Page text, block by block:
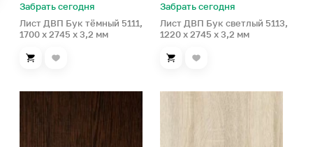
Забрать сегодня
Лист ДВП Бук тёмный 5111,
1700 x 2745 x 3,2 мм
Забрать сегодня
Лист ДВП Бук светлый 5113,
1220 x 2745 x 3,2 мм